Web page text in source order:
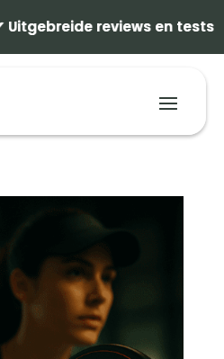
reviews en tests ✔
reviews en tests ✔